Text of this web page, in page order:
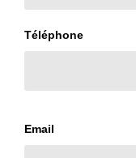
Téléphone
Email